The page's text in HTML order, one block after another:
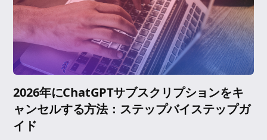
2026年にChatGPTサブスクリプションをキ
ャンセルする方法：ステップバイステップガ
イド